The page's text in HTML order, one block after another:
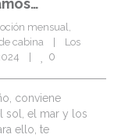
mensual
cabina
Los
|
0
conviene
sol, el mar y los
ello, te